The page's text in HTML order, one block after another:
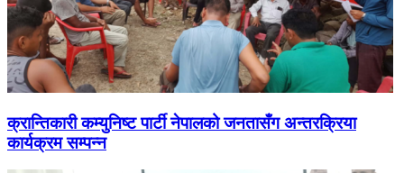
क्रान्तिकारी कम्युनिष्ट पार्टी नेपालको जनतासँग अन्तरक्रिया
कार्यक्रम सम्पन्न